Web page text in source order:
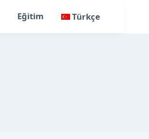
Eğitim Türkçe